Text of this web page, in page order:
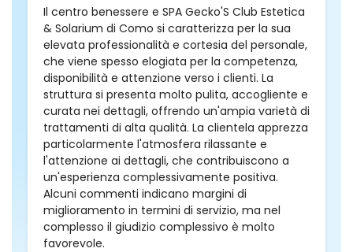
Il centro benessere e SPA Gecko'S Club Estetica
& Solarium di Como si caratterizza per la sua
elevata professionalità e cortesia del personale,
che viene spesso elogiata per la competenza,
disponibilità e attenzione verso i clienti. La
struttura si presenta molto pulita, accogliente e
curata nei dettagli, offrendo un'ampia varietà di
trattamenti di alta qualità. La clientela apprezza
particolarmente l'atmosfera rilassante e
l'attenzione ai dettagli, che contribuiscono a
un'esperienza complessivamente positiva.
Alcuni commenti indicano margini di
miglioramento in termini di servizio, ma nel
complesso il giudizio complessivo è molto
favorevole.